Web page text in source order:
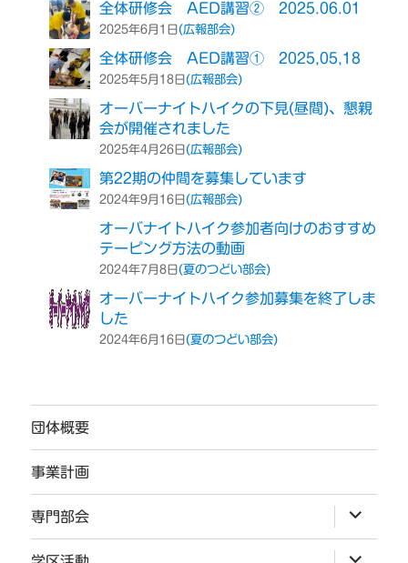
全体研修会 AED講習② 2025.06.01
2025年6月1日(広報部会)
全体研修会 AED講習① 2025,05,18
2025年5月18日(広報部会)
オーバーナイトハイクの下見(昼間)、懇親
会が開催されました
2025年4月26日(広報部会)
第22期の仲間を募集しています
2024年9月16日(広報部会)
オーバナイトハイク参加者向けのおすすめ
テーピング方法の動画
2024年7月8日(夏のつどい部会)
オーバーナイトハイク参加募集を終了しま
した
2024年6月16日(夏のつどい部会)
団体概要
事業計画
専門部会
ブ
メ